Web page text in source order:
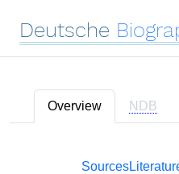
Deutsche
Overview NDB
Sources